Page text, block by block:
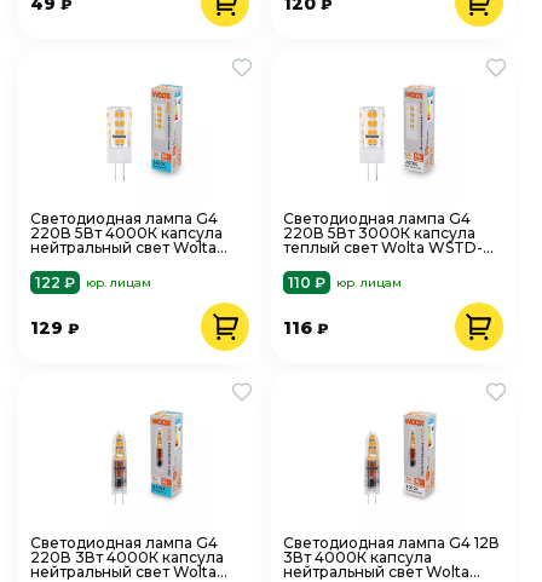
₽ ₽
Светодиодная лампа G4
220В 5Вт 4000К капсула
нейтральный свет Wolta
122 ₽
юр. лицам
129 ₽
Светодиодная лампа G4
220В 5Вт 3000К капсула
теплый свет Wolta WSTD-
110 ₽
юр. лицам
116₽
Светодиодная лампа G4
220В 3Вт 4000К капсула
нейтральный свет Wolta
Светодиодная лампа G4 12В
3Вт 4000К капсула
нейтральный свет Wolta